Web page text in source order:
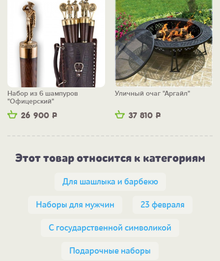
26 900 Р
Набор из 6 шампуров
"Офицерский"
37 810 Р
Уличный очаг "Аргайл"
Этот товар относится к категориям
Для шашлыка и барбекю
Наборы для мужчин 23 февраля
С государственной символикой
Подарочные наборы